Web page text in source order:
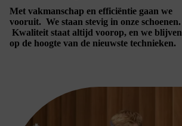
Met vakmanschap en efficiëntie gaan we
vooruit. We staan stevig in onze schoenen.
Kwaliteit staat altijd voorop, en we blijven
op de hoogte van de nieuwste technieken.